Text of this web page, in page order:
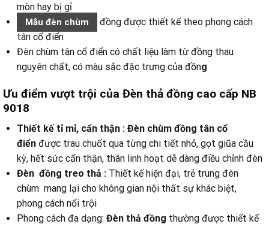
mòn hay bị gỉ
Mẫu đèn chùm
đồng được thiết kế theo phong cách
tân cổ điển
Đèn chùm tân cổ điển có chất liệu làm từ đồng thau
nguyên chất, có màu sắc đặc trưng của đồng
Ưu điểm vượt trội của Đèn thả đồng cao cấp NB
9018
Thiết kế tỉ mỉ, cẩn thận : Đèn chùm đồng tân cổ
điển được trau chuốt qua từng chi tiết nhỏ, gọt giũa cầu
kỳ, hết sức cẩn thận, thân linh hoạt dễ dàng điều chỉnh đèn
Đèn đồng treo thả : Thiết kế hiện đại, trẻ trung đèn
chùm mang lại cho không gian nội thất sự khác biệt,
phong cách nổi trội
Phong cách đa dạng: Đèn thả đồng thường được thiết kế